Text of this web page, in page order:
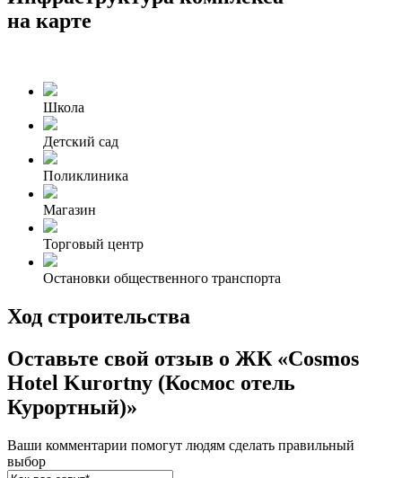
на карте
Школа
Детский сад
Поликлиника
Магазин
Торговый центр
Остановки общественного транспорта
Ход строительства
Оставьте свой отзыв о ЖК «Cosmos
Hotel Kurortny (Космос отель
Курортный)»
Ваши комментарии помогут людям сделать правильный
выбор